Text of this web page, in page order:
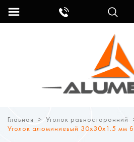
Главная
Уголок равносторонний
Уголок алюминиевый 30х30х1.5 мм